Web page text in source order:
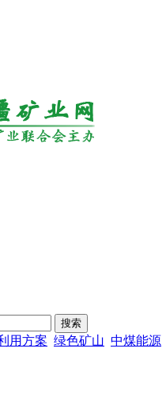
用方案 绿色矿山 中煤能源